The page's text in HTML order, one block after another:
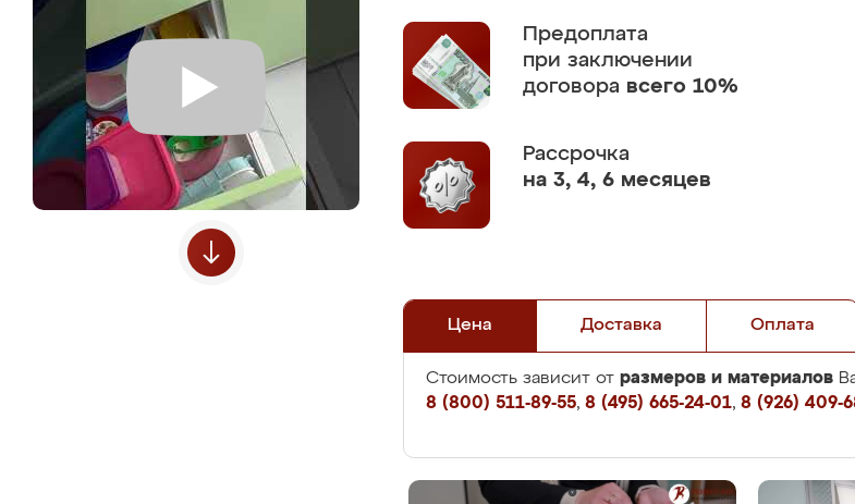
Предоплата
при заключении
договора всего 10%
Рассрочка
на 3, 4, 6 месяцев
Цена Доставка Оплата
Стоимость зависит от размеров и материалов
8 (800) 511-89-55, 8 (495) 665-24-01, 8 (926) 409-